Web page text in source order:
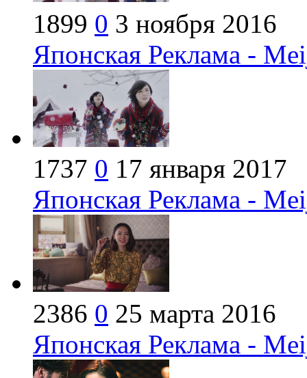
1899 0 3 ноября 2016
Японская Реклама -
1737 0 17 января 2017
Японская Реклама -
2386 0 25 марта 2016
Японская Реклама -